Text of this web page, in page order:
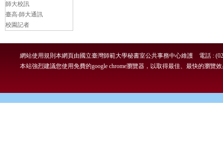
師大校訊
臺高‧師大通訊
校園記者
本網頁由國立臺灣師範大學秘書室公共事務中心維護 電話 :
網站使用規則
本站強烈建議您使用免費的google chrome瀏覽器，以取得最佳、最快的瀏覽